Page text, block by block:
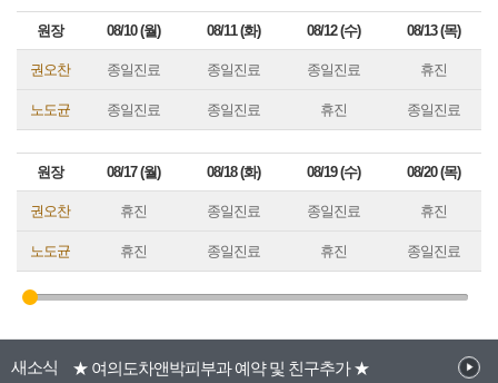
원장 08/10 (월) 08/11 (화) 08/12 (수) 08/13 (목)
권오찬 종일진료 종일진료 종일진료 휴진
노도균 종일진료 종일진료 휴진 종일진료
원장 08/17 (월) 08/18 (화) 08/19 (수) 08/20 (목)
권오찬 휴진 종일진료 종일진료 휴진
노도균 휴진 종일진료 휴진 종일진료
새소식
★ 리투오/쥬브아셀 입고완료 ★
★ 여의도차앤박피부과 예약 및 친구추가 ★